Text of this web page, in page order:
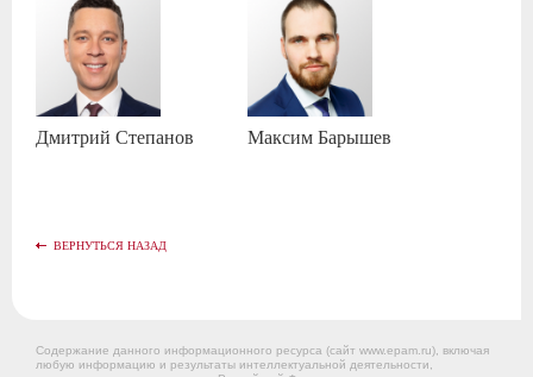
Дмитрий Степанов МаксимБарышев
ВЕРНУТЬСЯ НАЗАД
Содержание данного информационного ресурса (сайт www.epam.ru), включая
любую информацию и результаты интеллектуальной деятельности,